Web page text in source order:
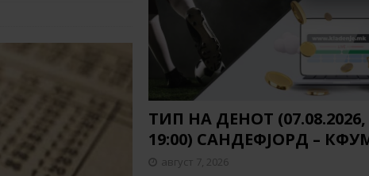
ТИП НА ДЕНОТ (07.08.2026,
19:00) САНДЕФЈОРД –
август 7, 2026